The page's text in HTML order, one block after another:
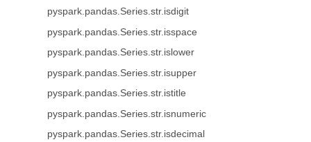
pyspark.pandas.Series.str.isdigit
pyspark.pandas.Series.str.isspace
pyspark.pandas.Series.str.islower
pyspark.pandas.Series.str.isupper
pyspark.pandas.Series.str.istitle
pyspark.pandas.Series.str.isnumeric
pyspark.pandas.Series.str.isdecimal